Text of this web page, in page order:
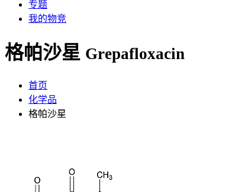
专题
我的物竞
格帕沙星 Grepafloxacin
首页
化学品
格帕沙星